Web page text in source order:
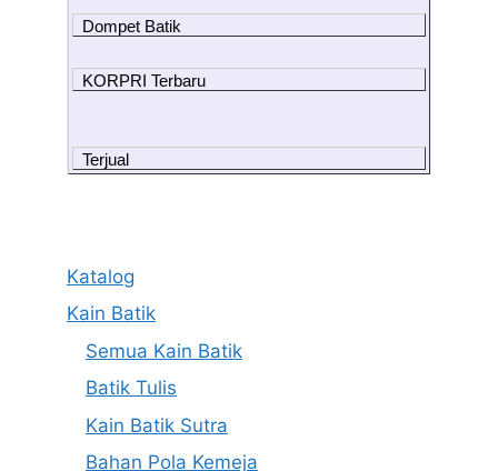
Dompet Batik
KORPRI Terbaru
Terjual
Katalog
Kain Batik
Semua Kain Batik
Batik Tulis
Kain Batik Sutra
Bahan Pola Kemeja